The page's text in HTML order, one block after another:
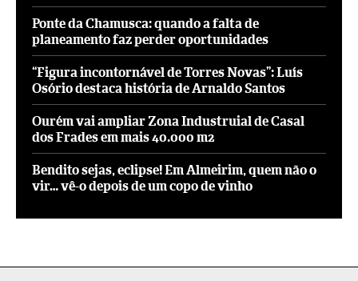
Ponte da Chamusca: quando a falta de
planeamento faz perder oportunidades
“Figura incontornável de Torres Novas”: Luís
Osório destaca história de Arnaldo Santos
Ourém vai ampliar Zona Industruial de Casal
dos Frades em mais 40.000 m2
Bendito sejas, eclipse! Em Almeirim, quem não o
vir… vê-o depois de um copo de vinho